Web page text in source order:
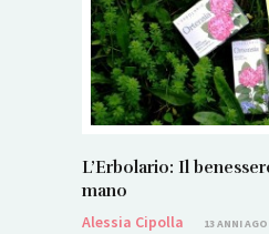
L’Erbolario: Il
mano
Alessia Cipolla
13 ANNI AGO